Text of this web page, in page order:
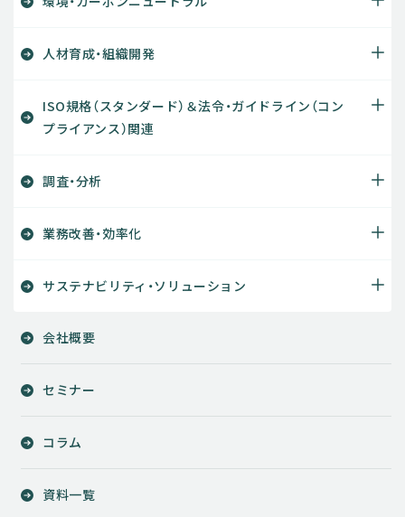
人材育成・組織開発
ISO規格（スタンダード）＆法令・ガイドライン（コン
プライアンス）関連
調査・分析
業務改善・効率化
サステナビリティ・ソリューション
会社概要
セミナー
コラム
資料一覧